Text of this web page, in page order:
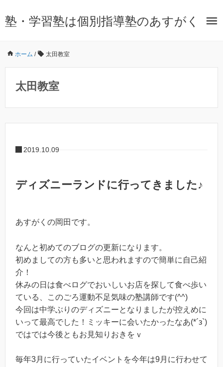
塾・学習塾は個別指導塾のあすがく
ホーム / 太田教室
太田教室
2019.10.09
ディズニーランドに行ってきました♪
あすがくの岡田です。
なんと初めてのブログの更新になります。
初めましての方も多いと思われますので簡単に自己紹
介！
休みの日は食べログでおいしいお店を探して食べ歩い
ている、このごろ運動不足気味の塾講師です(^^)
今回は中学ぶりのディズニーとなりましたが控えめに
いって最高でした！ミッキーに会いたかったなあ(*´з`)
ではでは今後ともお見知りおきをｖ
毎年3月に行っていたイベントを今年は9月に行わせて